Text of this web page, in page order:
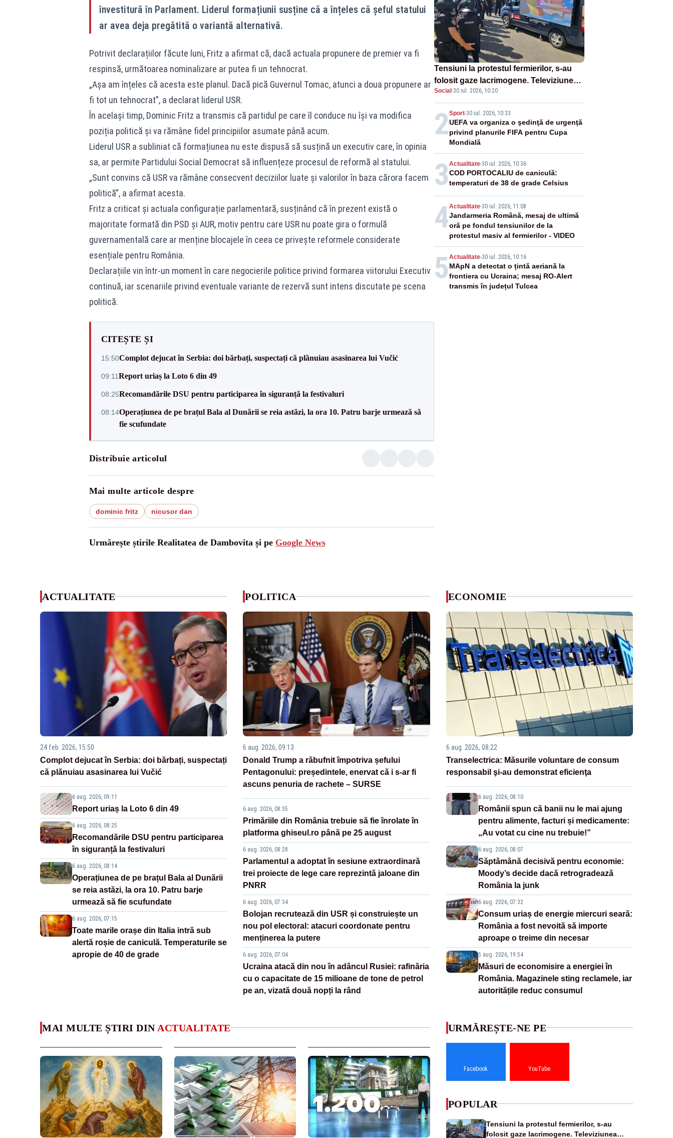
învestitură în Parlament. Liderul formațiunii susține că a înțeles că șeful statului
ar avea deja pregătită o variantă alternativă.
Potrivit declarațiilor făcute luni, Fritz a afirmat că, dacă actuala propunere de premier va fi
respinsă, următoarea nominalizare ar putea fi un tehnocrat.
„Așa am înțeles că acesta este planul. Dacă pică Guvernul Tomac, atunci a doua propunere ar
fi tot un tehnocrat”, a declarat liderul USR.
În același timp, Dominic Fritz a transmis că partidul pe care îl conduce nu își va modifica
poziția politică și va rămâne fidel principiilor asumate până acum.
Liderul USR a subliniat că formațiunea nu este dispusă să susțină un executiv care, în opinia
sa, ar permite Partidului Social Democrat să influențeze procesul de reformă al statului.
„Sunt convins că USR va rămâne consecvent deciziilor luate și valorilor în baza cărora facem
politică”, a afirmat acesta.
Fritz a criticat și actuala configurație parlamentară, susținând că în prezent există o
majoritate formată din PSD și AUR, motiv pentru care USR nu poate gira o formulă
guvernamentală care ar menține blocajele în ceea ce privește reformele considerate
esențiale pentru România.
Declarațiile vin într-un moment în care negocierile politice privind formarea viitorului Executiv
continuă, iar scenariile privind eventuale variante de rezervă sunt intens discutate pe scena
politică.
CITEȘTE ȘI
15:50Complot dejucat în Serbia: doi bărbați, suspectați că plănuiau asasinarea lui Vučić
09:11Report uriaș la Loto 6 din 49
08:25Recomandările DSU pentru participarea în siguranță la festivaluri
08:14Operațiunea de pe brațul Bala al Dunării se reia astăzi, la ora 10. Patru barje urmează să
fie scufundate
Distribuie articolul
Mai multe articole despre
dominic fritz nicusor dan
Urmărește știrile Realitatea de Dambovita și pe Google News
Tensiuni la protestul fermierilor, s-au
folosit gaze lacrimogene. Televiziunea
Poporului face apel la calm – LIVE
TEXT
Social·30 iul. 2026, 10:20
2Sport-30 iul. 2026, 10:33
UEFA va organiza o şedinţă de urgenţă
privind planurile FIFA pentru Cupa
Mondială
3 Actualitate-30 iul. 2026, 10:36
COD PORTOCALIU de caniculă:
temperaturi de 38 de grade Celsius
4Actualitate-30 iul. 2026, 11:08
Jandarmeria Română, mesaj de ultimă
oră pe fondul tensiunilor de la
protestul masiv al fermierilor - VIDEO
5 Actualitate-30 iul. 2026, 10:16
MApN a detectat o țintă aeriană la
frontiera cu Ucraina; mesaj RO-Alert
transmis în județul Tulcea
ACTUALITATE
24 feb. 2026, 15:50
Complot dejucat în Serbia: doi bărbați, suspectați
că plănuiau asasinarea lui Vučić
6 aug. 2026, 09:11
Report uriaș la Loto 6 din 49
6 aug. 2026, 08:25
Recomandările DSU pentru participarea
în siguranță la festivaluri
6 aug. 2026, 08:14
Operațiunea de pe brațul Bala al Dunării
se reia astăzi, la ora 10. Patru barje
urmează să fie scufundate
6 aug. 2026, 07:15
Toate marile orașe din Italia intră sub
alertă roșie de caniculă. Temperaturile se
apropie de 40 de grade
POLITICA
6 aug. 2026, 09:13
Donald Trump a răbufnit împotriva șefului
Pentagonului: președintele, enervat că i s-ar fi
ascuns penuria de rachete – SURSE
6 aug. 2026, 08:35
Primăriile din România trebuie să fie înrolate în
platforma ghiseul.ro până pe 25 august
6 aug. 2026, 08:28
Parlamentul a adoptat în sesiune extraordinară
trei proiecte de lege care reprezintă jaloane din
PNRR
6 aug. 2026, 07:34
Bolojan recrutează din USR și construiește un
nou pol electoral: atacuri coordonate pentru
menținerea la putere
6 aug. 2026, 07:04
Ucraina atacă din nou în adâncul Rusiei: rafinăria
cu o capacitate de 15 milioane de tone de petrol
pe an, vizată două nopți la rând
ECONOMIE
6 aug. 2026, 08:22
Transelectrica: Măsurile voluntare de consum
responsabil şi-au demonstrat eficienţa
6 aug. 2026, 08:10
Românii spun că banii nu le mai ajung
pentru alimente, facturi și medicamente:
„Au votat cu cine nu trebuie!”
6 aug. 2026, 08:07
Săptămână decisivă pentru economie:
Moody’s decide dacă retrogradează
România la junk
6 aug. 2026, 07:32
Consum uriaș de energie miercuri seară:
România a fost nevoită să importe
aproape o treime din necesar
5 aug. 2026, 19:54
Măsuri de economisire a energiei în
România. Magazinele sting reclamele, iar
autoritățile reduc consumul
MAI MULTE ȘTIRI DIN ACTUALITATE URMĂREȘTE-NE PE
Facebook YouTube
POPULAR
Tensiuni la protestul fermierilor, s-au
folosit gaze lacrimogene. Televiziunea